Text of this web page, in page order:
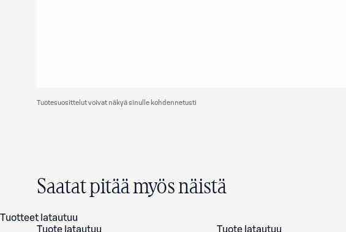
Tuotesuosittelut voivat näkyä sinulle kohdennetusti
Saatat pitää myös näistä
Tuotteet latautuu
Tuote latautuu
Tuote latautuu